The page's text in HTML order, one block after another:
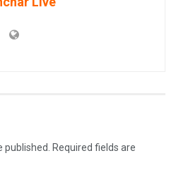
Required fields are